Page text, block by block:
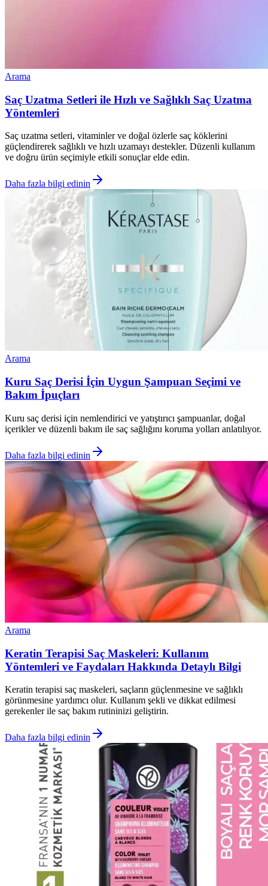
Arama
Saç Uzatma Setleri ile Hızlı ve Sağlıklı Saç Uzatma
Yöntemleri
Saç uzatma setleri, vitaminler ve doğal özlerle saç köklerini
güçlendirerek sağlıklı ve hızlı uzamayı destekler. Düzenli kullanım
ve doğru ürün seçimiyle etkili sonuçlar elde edin.
Daha fazla bilgi edinin
Arama
Kuru Saç Derisi İçin Uygun Şampuan Seçimi ve
Bakım İpuçları
Kuru saç derisi için nemlendirici ve yatıştırıcı şampuanlar, doğal
içerikler ve düzenli bakım ile saç sağlığını koruma yolları anlatılıyor.
Daha fazla bilgi edinin
Arama
Keratin Terapisi Saç Maskeleri: Kullanım
Yöntemleri ve Faydaları Hakkında Detaylı Bilgi
Keratin terapisi saç maskeleri, saçların güçlenmesine ve sağlıklı
görünmesine yardımcı olur. Kullanım şekli ve dikkat edilmesi
gerekenler ile saç bakım rutininizi geliştirin.
Daha fazla bilgi edinin